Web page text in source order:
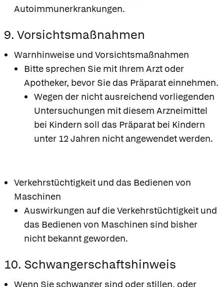
Autoimmunerkrankungen.
9. Vorsichtsmaßnahmen
Warnhinweise und Vorsichtsmaßnahmen
Bitte sprechen Sie mit Ihrem Arzt oder
Apotheker, bevor Sie das Präparat einnehmen.
Wegen der nicht ausreichend vorliegenden
Untersuchungen mit diesem Arzneimittel
bei Kindern soll das Präparat bei Kindern
unter 12 Jahren nicht angewendet werden.
Verkehrstüchtigkeit und das Bedienen von
Maschinen
Auswirkungen auf die Verkehrstüchtigkeit und
das Bedienen von Maschinen sind bisher
nicht bekannt geworden.
10. Schwangerschaftshinweis
Wenn Sie schwanger sind oder stillen, oder